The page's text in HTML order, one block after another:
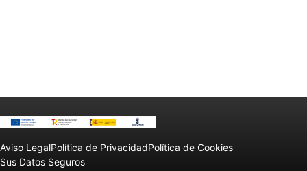
Aviso LegalPolítica de PrivacidadPolítica de Cookies
Sus Datos Seguros